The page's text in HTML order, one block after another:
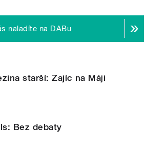
naladíte na DABu
starší: Zajíc na Máji
Bez debaty